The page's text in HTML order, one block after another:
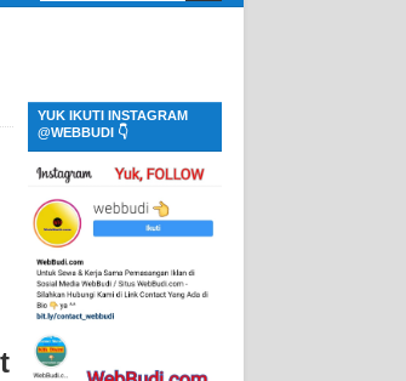
YUK IKUTI INSTAGRAM
@WEBBUDI 👇